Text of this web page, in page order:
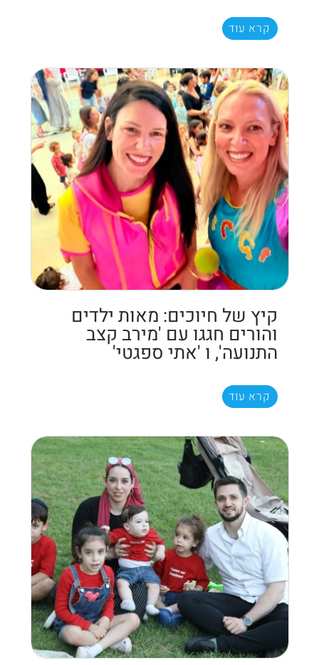
קרא עוד
קיץ של חיוכים: מאות ילדים
והורים חגגו עם 'מירב קצב
התנועה', ו 'אתי ספגטי'
קרא עוד